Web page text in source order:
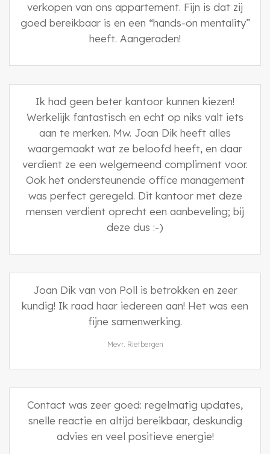
verkopen van ons appartement. Fijn is dat zij
goed bereikbaar is en een “hands-on mentality”
heeft. Aangeraden!
Ik had geen beter kantoor kunnen kiezen!
Werkelijk fantastisch en echt op niks valt iets
aan te merken. Mw. Joan Dik heeft alles
waargemaakt wat ze beloofd heeft, en daar
verdient ze een welgemeend compliment voor.
Ook het ondersteunende office management
was perfect geregeld. Dit kantoor met deze
mensen verdient oprecht een aanbeveling; bij
deze dus :-)
Joan Dik van von Poll is betrokken en zeer
kundig! Ik raad haar iedereen aan! Het was een
fijne samenwerking.
Mevr. Rietbergen
Contact was zeer goed: regelmatig updates,
snelle reactie en altijd bereikbaar, deskundig
advies en veel positieve energie!